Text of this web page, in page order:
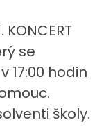
se
17:00 hodin
školy.